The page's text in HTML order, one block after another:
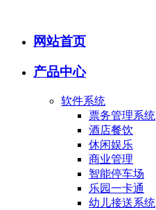
网站首页
产品中心
软件系统
票务管理系统
酒店餐饮
休闲娱乐
商业管理
智能停车场
乐园一卡通
幼儿接送系统